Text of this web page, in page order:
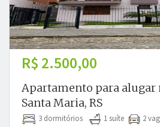
R$ 2.500,00
Apartamento para alugar
Santa Maria, RS
3 dormitórios 1 suíte 2